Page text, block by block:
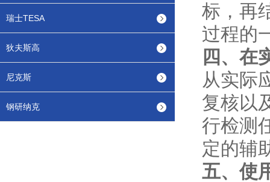
瑞士TESA
狄夫斯高
尼克斯
钢研纳克
标，再
过程的
四、在
从实际
复核以
行检测
定的辅
五、使